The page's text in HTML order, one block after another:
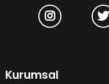
Kurumsal